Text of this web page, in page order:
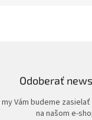
Odoberať
Vám budeme
na našom e-